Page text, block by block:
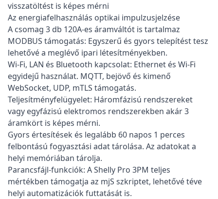
visszatöltést is képes mérni
Az energiafelhasználás optikai impulzusjelzése
A csomag 3 db 120A-es áramváltót is tartalmaz
MODBUS támogatás: Egyszerű és gyors telepítést tesz
lehetővé a meglévő ipari létesítményekben.
Wi-Fi, LAN és Bluetooth kapcsolat: Ethernet és Wi-Fi
egyidejű használat. MQTT, bejövő és kimenő
WebSocket, UDP, mTLS támogatás.
Teljesítményfelügyelet: Háromfázisú rendszereket
vagy egyfázisú elektromos rendszerekben akár 3
áramkört is képes mérni.
Gyors értesítések és legalább 60 napos 1 perces
felbontású fogyasztási adat tárolása. Az adatokat a
helyi memóriában tárolja.
Parancsfájl-funkciók: A Shelly Pro 3PM teljes
mértékben támogatja az mjS szkriptet, lehetővé téve
helyi automatizációk futtatását is.